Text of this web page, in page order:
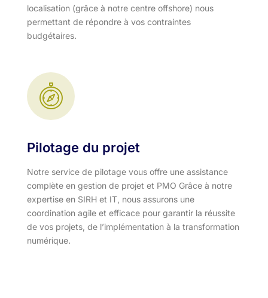
localisation (grâce à notre centre offshore) nous
permettant de répondre à vos contraintes
budgétaires.
Pilotage du projet
Notre service de pilotage vous offre une assistance
complète en gestion de projet et PMO Grâce à notre
expertise en SIRH et IT, nous assurons une
coordination agile et efficace pour garantir la réussite
de vos projets, de l’implémentation à la transformation
numérique.